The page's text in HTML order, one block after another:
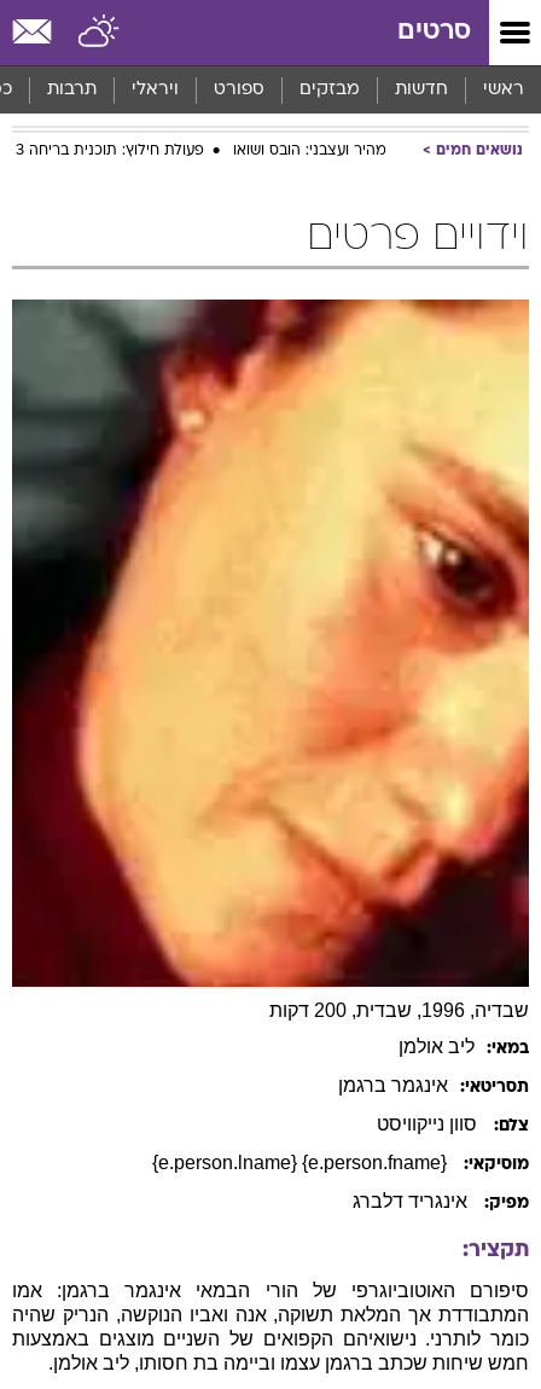
סרטים
ראשי חדשות מבזקים ספורט ויראלי תרבות
נושאים חמים מהיר ועצבני: הובס ושואו פעולת חילוץ: תוכנית בריחה 3
וידויים פרטים
שבדיה, 1996, שבדית, 200 דקות
במאי: ליב אולמן
תסריטאי: אינגמר ברגמן
צלם: סוון נייקוויסט
מוסיקאי: {e.person.fname} {e.person.lname}
מפיק: אינגריד דלברג
תקציר:
סיפורם האוטוביוגרפי של הורי הבמאי אינגמר ברגמן: אמו
המתבודדת אך המלאת תשוקה, אנה ואביו הנוקשה, הנריק שהיה
כומר לותרני. נישואיהם הקפואים של השניים מוצגים באמצעות
חמש שיחות שכתב ברגמן עצמו וביימה בת חסותו, ליב אולמן.